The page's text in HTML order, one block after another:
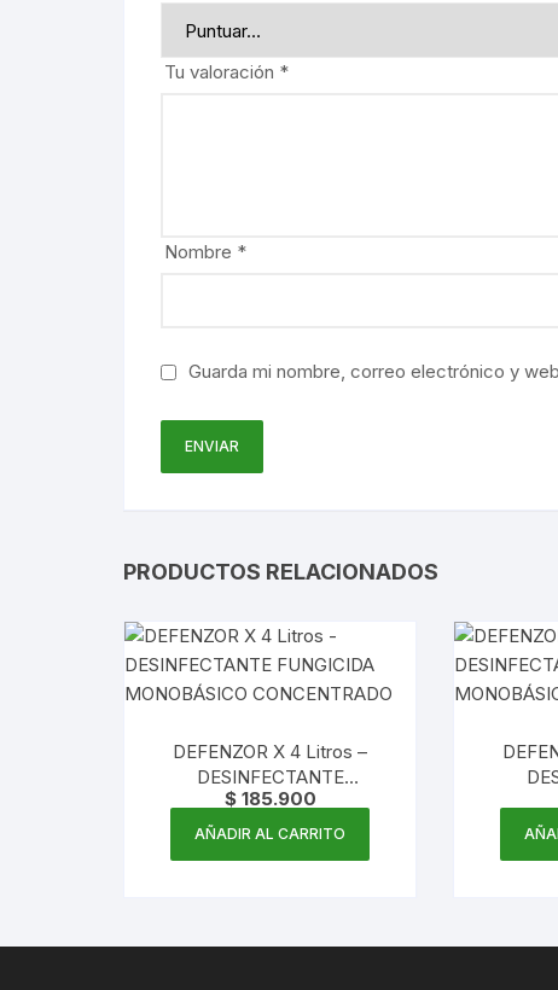
Tu valoración *
Nombre *
Guarda mi nombre, correo electrónico y
PRODUCTOS RELACIONADOS
DEFENZOR X 4 Litros –
DESINFECTANTE
FUNGICIDA MONOBÁSICO
CONCENTRADO
$185.900
AÑADIR AL CARRITO